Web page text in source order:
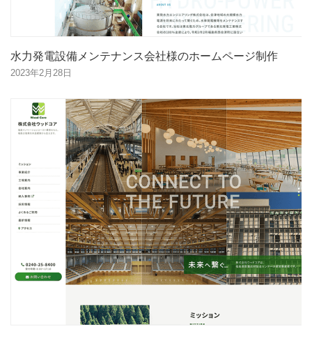
水力発電設備メンテナンス会社様のホームページ制作
2023年2月28日